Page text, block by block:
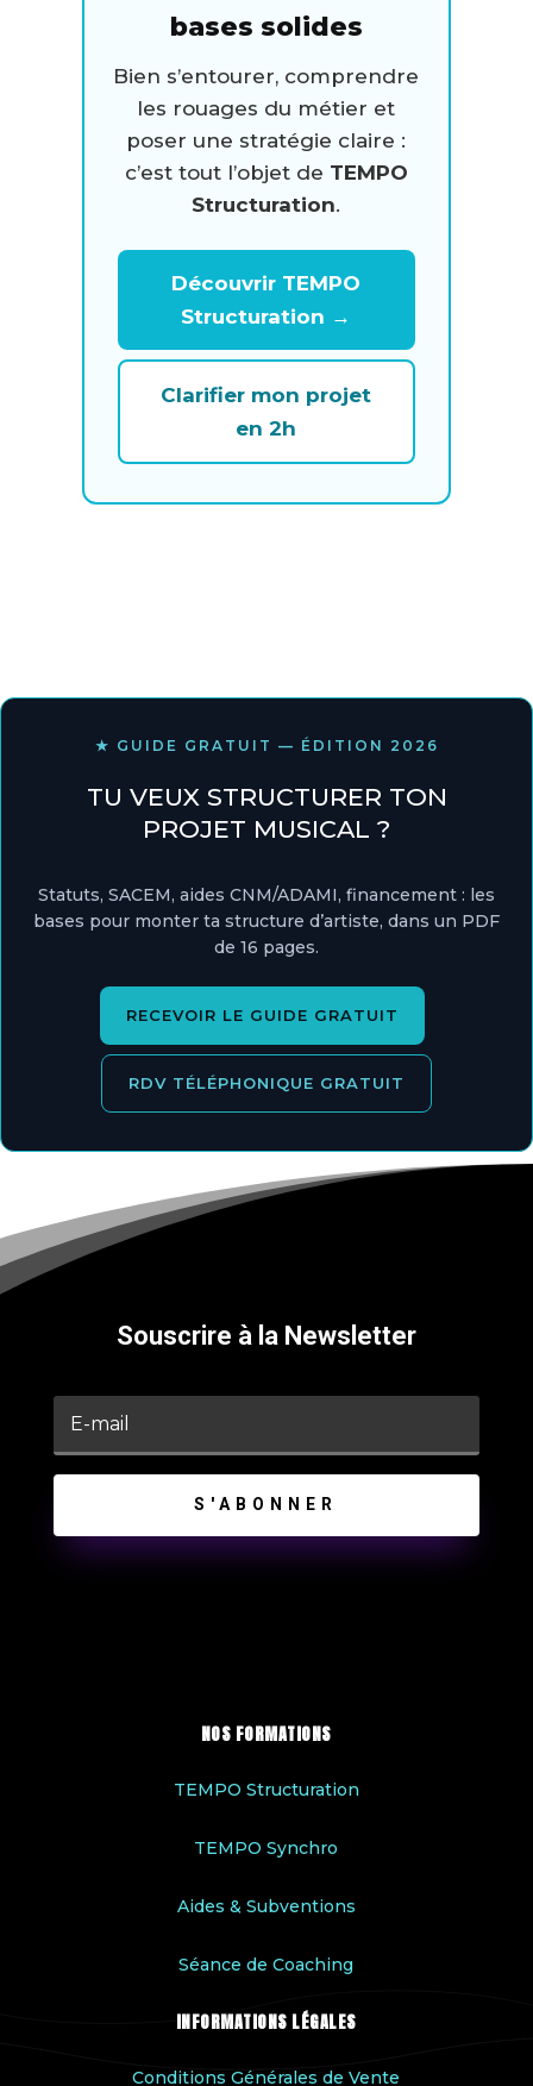
bases solides
Bien s’entourer, comprendre
les rouages du métier et
poser une stratégie claire :
c’est tout l’objet de TEMPO
Structuration.
Découvrir TEMPO
Structuration →
Clarifier mon projet
en 2h
★ GUIDE GRATUIT — ÉDITION 2026
TU VEUX STRUCTURER TON
PROJET MUSICAL ?
Statuts, SACEM, aides CNM/ADAMI, financement : les
bases pour monter ta structure d’artiste, dans un PDF
de 16 pages.
RECEVOIR LE GUIDE GRATUIT
RDV TÉLÉPHONIQUE GRATUIT
Souscrire à la Newsletter
S'ABONNER
NOS FORMATIONS
TEMPO Structuration
TEMPO Synchro
Aides & Subventions
Séance de Coaching
INFORMATIONS LÉGALES
Conditions Générales de Vente